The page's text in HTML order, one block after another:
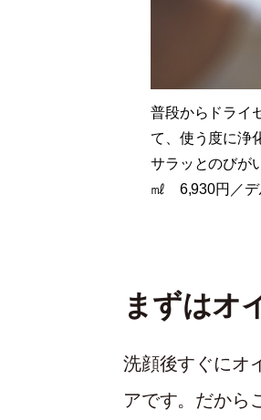
普段からドライ
て、使う度に浄
サラッとのびが
㎖ 6,930円／デ
まずはオ
洗顔後すぐにオ
アです。だから